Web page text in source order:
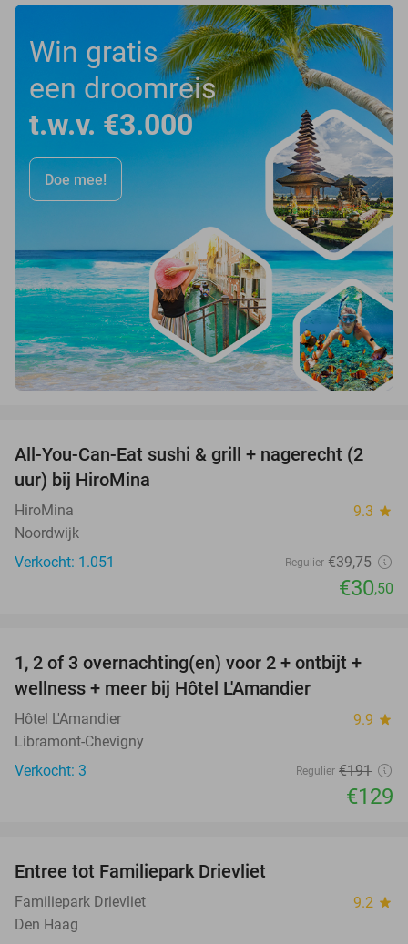
Win gratis
een droomreis
t.w.v. €3.000
Doe mee!
23%
All-You-Can-Eat sushi & grill + nagerecht (2
uur) bij HiroMina
HiroMina 9.3 star
Noordwijk
Verkocht: 1.051
Regulier €39,75
€30,50
32%
TODAY
1, 2 of 3 overnachting(en) voor 2 + ontbijt +
wellness + meer bij Hôtel L'Amandier
Hôtel L'Amandier 9.9 star
Libramont-Chevigny
Verkocht: 3
Regulier €191
€129
Entree tot Familiepark Drievliet
Familiepark Drievliet 9.2 star
Den Haag